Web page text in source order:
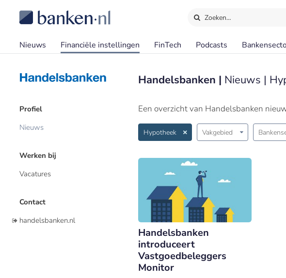
Zoeken…
Nieuws Financiële instellingen FinTech Podcasts
Profiel
Nieuws
Werken bij
Vacatures
Contact
handelsbanken.nl
Handelsbanken | Nieuws |
Een overzicht van Handelsbanken
Hypotheek Vakgebied
Handelsbanken
introduceert
Vastgoedbeleggers
Monitor